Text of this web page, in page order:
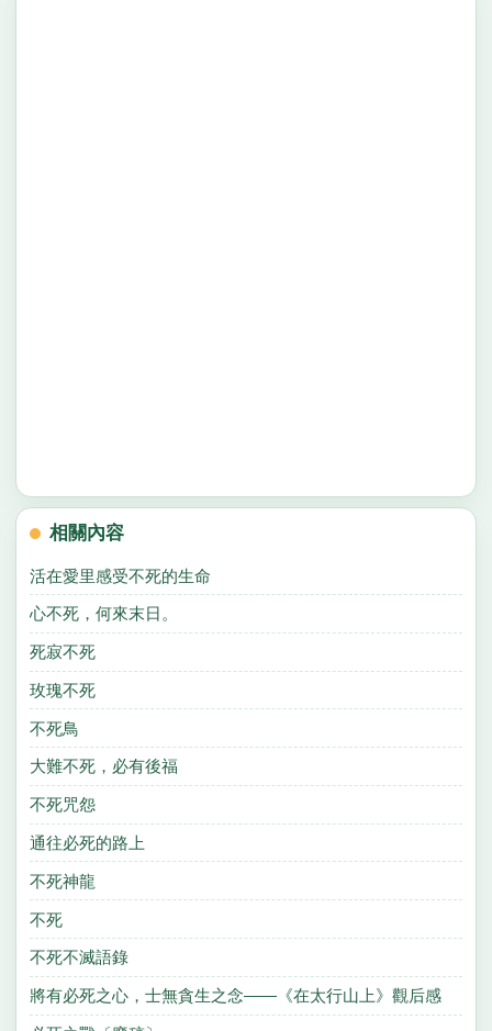
相關內容
活在愛里感受不死的生命
心不死，何來末日。
死寂不死
玫瑰不死
不死鳥
大難不死，必有後福
不死咒怨
通往必死的路上
不死神龍
不死
不死不滅語錄
將有必死之心，士無貪生之念——《在太行山上》觀后感